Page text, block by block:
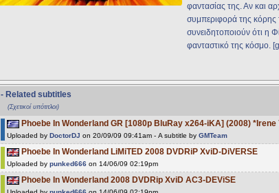
φαντασίας της. Αν και
συμπεριφορά της κόρης
συνειδητοποιούν ότι η
φανταστικό της κόσμο.
- Related subtitles
(Σχετικοί υπότιτλοι)
Phoebe In Wonderland GR [1080p BluRay x264-iKA] (2008)
Uploaded by DoctorDJ on 20/09/09 09:41am - A subtitle by GMTeam
Phoebe In Wonderland LiMiTED 2008 DVDRiP XviD-DiVERSE
Uploaded by punked666 on 14/06/09 02:19pm
Phoebe In Wonderland 2008 DVDRip XviD AC3-DEViSE